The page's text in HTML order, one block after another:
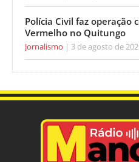
Polícia Civil faz operação
Vermelho no Quitungo
Jornalismo 3 de agosto de